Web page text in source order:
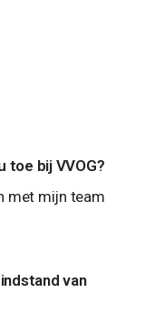
toe bij VVOG?
met mijn team
van